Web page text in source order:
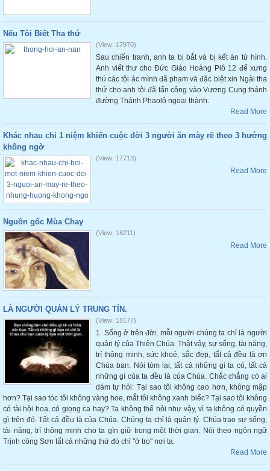
Nếu Tôi Biết Tha thứ
(View: 17970)
Sau chiến tranh, anh ta bị bắt và bị kết án tử hình.
Anh viết thư cho Đức Giáo Hoàng Piô 12 để xưng
thú các tội ác mình đã phạm và đặc biệt xin Ngài tha
thứ cho anh tội đã tấn công vào Vương Cung thánh
đường Thánh Phaolô ngoại thành.
Read More
Khác nhau chỉ 1 niệm khiến cuộc đời 3 người ăn mày rẽ theo 3 hướng
không ngờ
(View: 17713)
Read More
Nguồn gốc Mùa Chay
(View: 18211)
Read More
LÀ NGƯỜI QUẢN LÝ TRUNG TÍN.
(View: 18177)
1. Sống ở trên đời, mỗi người chúng ta chỉ là người
quản lý của Thiên Chúa. Thật vậy, sự sống, tài năng,
trí thông minh, sức khoẻ, sắc đẹp, tất cả đều là ơn
Chúa ban. Nói tóm lại, tất cả những gì ta có, tất cả
những gì của ta đều là của Chúa. Chắc chẳng có ai
dám tự hỏi: Tại sao tôi không cao hơn, không mập
hơn? Tại sao tóc tôi không vàng hoe, mắt tôi không xanh biếc? Tại sao tôi không
có tài hội hoạ, có giọng ca hay? Ta không thể hỏi như vậy, vì ta không có quyền
gì trên đó. Tất cả đều là của Chúa. Chúng ta chỉ là quản lý. Chúa trao sự sống,
tài năng, trí thông minh cho ta gìn giữ trong một thời gian. Nói theo ngôn ngữ
Trịnh công Sơn tất cả những thứ đó chỉ "ở trọ" nơi ta.
Read More